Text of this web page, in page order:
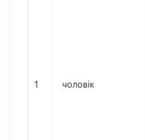
1 чоловік